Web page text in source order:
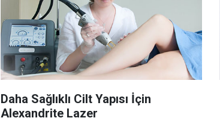
Daha Sağlıklı Cilt Yapısı İçin
Alexandrite Lazer